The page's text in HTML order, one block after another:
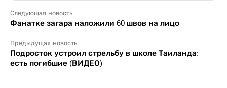
Следующая новость
Фанатке загара наложили 60 швов на лицо
Предыдущая новость
Подросток устроил стрельбу в школе Таиланда:
есть погибшие (ВИДЕО)